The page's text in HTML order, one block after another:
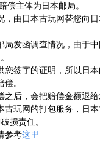
偿主体为日本邮局。
，由日本古玩网替您向
局发函调查情况，由于
您签字的证明，所以日
。
后，会把赔偿金额退给
古玩网的打包服务，日
损责任。
参考这里